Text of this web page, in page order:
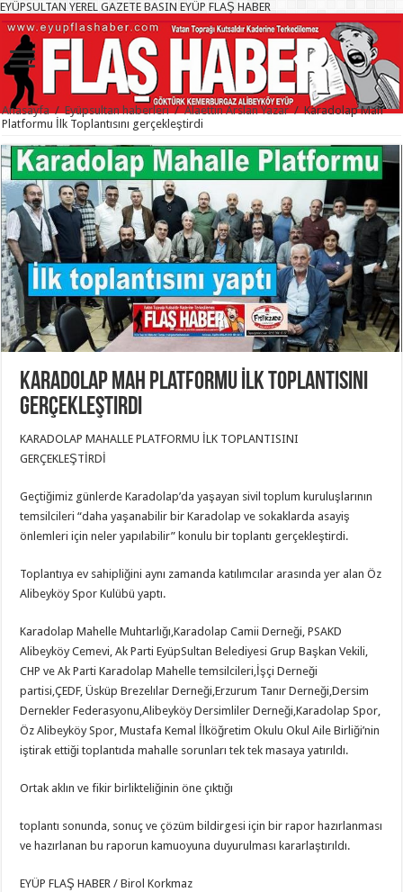
EYÜPSULTAN YEREL GAZETE BASIN EYÜP FLAŞ HABER
Anasayfa / Eyüpsultan haberleri / Alaettin Arslan Yazar / Karadolap Mah
Platformu İlk Toplantısını gerçekleştirdi
Karadolap Mah Platformu İlk Toplantısını
gerçekleştirdi
KARADOLAP MAHALLE PLATFORMU İLK TOPLANTISINI
GERÇEKLEŞTİRDİ
Geçtiğimiz günlerde Karadolap’da yaşayan sivil toplum kuruluşlarının
temsilcileri “daha yaşanabilir bir Karadolap ve sokaklarda asayiş
önlemleri için neler yapılabilir” konulu bir toplantı gerçekleştirdi.
Toplantıya ev sahipliğini aynı zamanda katılımcılar arasında yer alan Öz
Alibeyköy Spor Kulübü yaptı.
Karadolap Mahelle Muhtarlığı,Karadolap Camii Derneği, PSAKD
Alibeyköy Cemevi, Ak Parti EyüpSultan Belediyesi Grup Başkan Vekili,
CHP ve Ak Parti Karadolap Mahelle temsilcileri,İşçi Derneği
partisi,ÇEDF, Üsküp Brezelılar Derneği,Erzurum Tanır Derneği,Dersim
Dernekler Federasyonu,Alibeyköy Dersimliler Derneği,Karadolap Spor,
Öz Alibeyköy Spor, Mustafa Kemal İlköğretim Okulu Okul Aile Birliği’nin
iştirak ettiği toplantıda mahalle sorunları tek tek masaya yatırıldı.
Ortak aklın ve fikir birlikteliğinin öne çıktığı
toplantı sonunda, sonuç ve çözüm bildirgesi için bir rapor hazırlanması
ve hazırlanan bu raporun kamuoyuna duyurulması kararlaştırıldı.
EYÜP FLAŞ HABER / Birol Korkmaz